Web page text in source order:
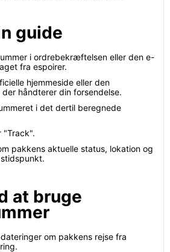
guide
i ordrebekræftelsen eller den e-
fra espoirer.
hjemmeside eller den
håndterer din forsendelse.
i det dertil beregnede
"Track".
pakkens aktuelle status, lokation og
at bruge
om pakkens rejse fra